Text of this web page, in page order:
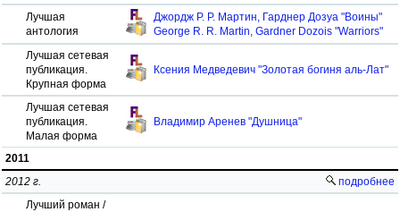
Лучшая
антология
Джордж Р. Р. Мартин, Гарднер Дозуа "Воины"
George R. R. Martin, Gardner Dozois "Warriors"
Лучшая сетевая
публикация.
Крупная форма
Ксения Медведевич "Золотая богиня аль-Лат"
Лучшая сетевая
публикация.
Малая форма
Владимир Аренев "Душница"
2011
подробнее
2012 г.
Лучший роман /